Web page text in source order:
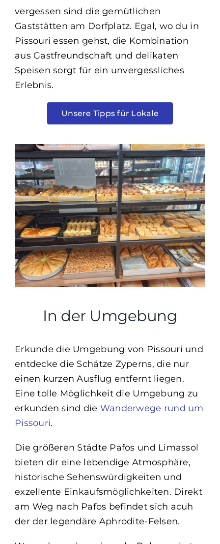
vergessen sind die gemütlichen
Gaststätten am Dorfplatz. Egal, wo du in
Pissouri essen gehst, die Kombination
aus Gastfreundschaft und delikaten
Speisen sorgt für ein unvergessliches
Erlebnis.
Unsere Tipps für Lokale
In der Umgebung
Erkunde die Umgebung von Pissouri und
entdecke die Schätze Zyperns, die nur
einen kurzen Ausflug entfernt liegen.
Eine tolle Möglichkeit die Umgebung zu
erkunden sind die Wanderwege rund um
Pissouri.
Die größeren Städte Pafos und Limassol
bieten dir eine lebendige Atmosphäre,
historische Sehenswürdigkeiten und
exzellente Einkaufsmöglichkeiten. Direkt
am Weg nach Pafos befindet sich acuh
der der legendäre Aphrodite-Felsen.